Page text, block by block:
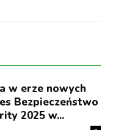
w erze nowych
Bezpieczeństwo
2025 w...